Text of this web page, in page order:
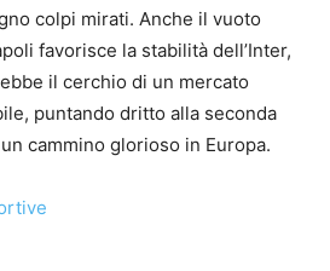
colpi mirati. Anche il vuoto
favorisce la stabilità dell’Inter,
il cerchio di un mercato
puntando dritto alla seconda
cammino glorioso in Europa.